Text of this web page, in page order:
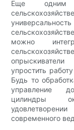
Еще одним
можно
упростить
Будь то
управление
цилиндры
современного